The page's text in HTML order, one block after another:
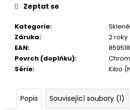
Kategorie:
Záruka:
2 roky
EAN:
Povrch (doplňku):
Série: Kibo
Zeptat se
Popis Související soubory (1)